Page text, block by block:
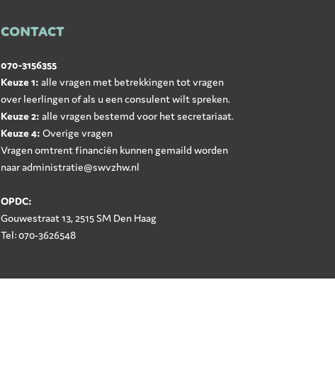
CONTACT
070-3156355
Keuze 1: alle vragen met betrekkingen tot vragen
over leerlingen of als u een consulent wilt spreken.
Keuze 2: alle vragen bestemd voor het secretariaat.
Keuze 4: Overige vragen
Vragen omtrent financiën kunnen gemaild worden
naaradministratie@swvzhw.nl
OPDC:
Gouwestraat 13, 2515 SM Den Haag
Tel: 070-3626548